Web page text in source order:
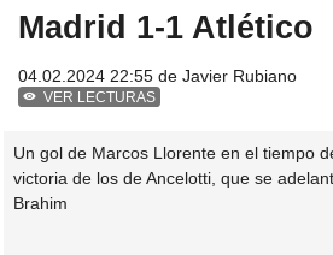
Madrid 1-1 Atlético
04.02.2024 22:55 de Javier Rubiano
VER LECTURAS
Un gol de Marcos Llorente en el tiempo
victoria de los de Ancelotti, que se
Brahim